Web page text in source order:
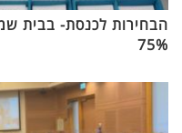
הבחירות לכנסת- בבית
75%